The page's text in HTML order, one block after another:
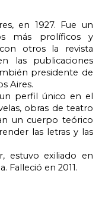
en 1927. Fue un
más prolíficos y
otros la revista
las publicaciones
presidente de
Aires.
perfil único en el
obras de teatro
un cuerpo teórico
las letras y las
estuvo exiliado en
Falleció en 2011.